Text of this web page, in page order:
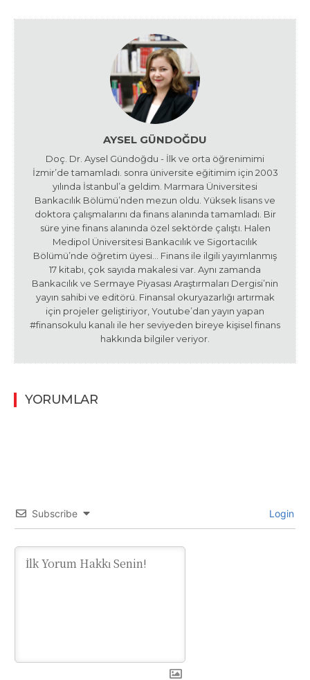
AYSEL GÜNDOĞDU
Doç. Dr. Aysel Gündoğdu - İlk ve orta öğrenimimi
İzmir’de tamamladı. sonra üniversite eğitimim için 2003
yılında İstanbul’a geldim. Marmara Üniversitesi
Bankacılık Bölümü’nden mezun oldu. Yüksek lisans ve
doktora çalışmalarını da finans alanında tamamladı. Bir
süre yine finans alanında özel sektörde çalıştı. Halen
Medipol Üniversitesi Bankacılık ve Sigortacılık
Bölümü’nde öğretim üyesi… Finans ile ilgili yayımlanmış
17 kitabı, çok sayıda makalesi var. Aynı zamanda
Bankacılık ve Sermaye Piyasası Araştırmaları Dergisi’nin
yayın sahibi ve editörü. Finansal okuryazarlığı artırmak
için projeler geliştiriyor, Youtube’dan yayın yapan
#finansokulu kanalı ile her seviyeden bireye kişisel finans
hakkında bilgiler veriyor.
YORUMLAR
Subscribe Login